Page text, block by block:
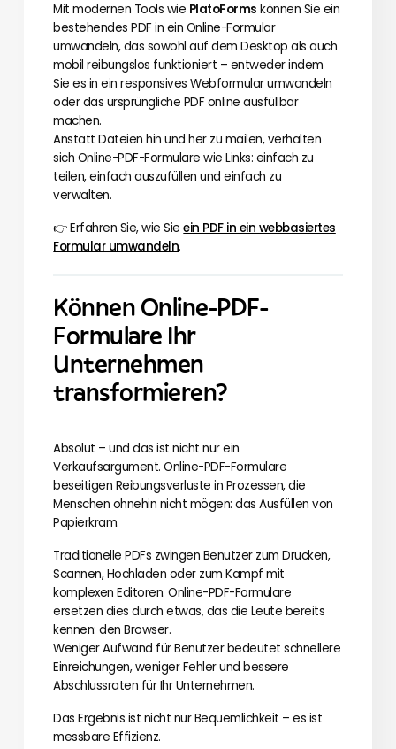
Mit modernen Tools wie PlatoForms können Sie ein
bestehendes PDF in ein Online-Formular
umwandeln, das sowohl auf dem Desktop als auch
mobil reibungslos funktioniert – entweder indem
Sie es in ein responsives Webformular umwandeln
oder das ursprüngliche PDF online ausfüllbar
machen.
Anstatt Dateien hin und her zu mailen, verhalten
sich Online-PDF-Formulare wie Links: einfach zu
teilen, einfach auszufüllen und einfach zu
verwalten.
👉 Erfahren Sie, wie Sieein PDF in ein webbasiertes
Formular umwandeln.
Können Online-PDF-
Formulare Ihr
Unternehmen
transformieren?
Absolut – und das ist nicht nur ein
Verkaufsargument. Online-PDF-Formulare
beseitigen Reibungsverluste in Prozessen, die
Menschen ohnehin nicht mögen: das Ausfüllen von
Papierkram.
Traditionelle PDFs zwingen Benutzer zum Drucken,
Scannen, Hochladen oder zum Kampf mit
komplexen Editoren. Online-PDF-Formulare
ersetzen dies durch etwas, das die Leute bereits
kennen: den Browser.
Weniger Aufwand für Benutzer bedeutet schnellere
Einreichungen, weniger Fehler und bessere
Abschlussraten für Ihr Unternehmen.
Das Ergebnis ist nicht nur Bequemlichkeit – es ist
messbare Effizienz.